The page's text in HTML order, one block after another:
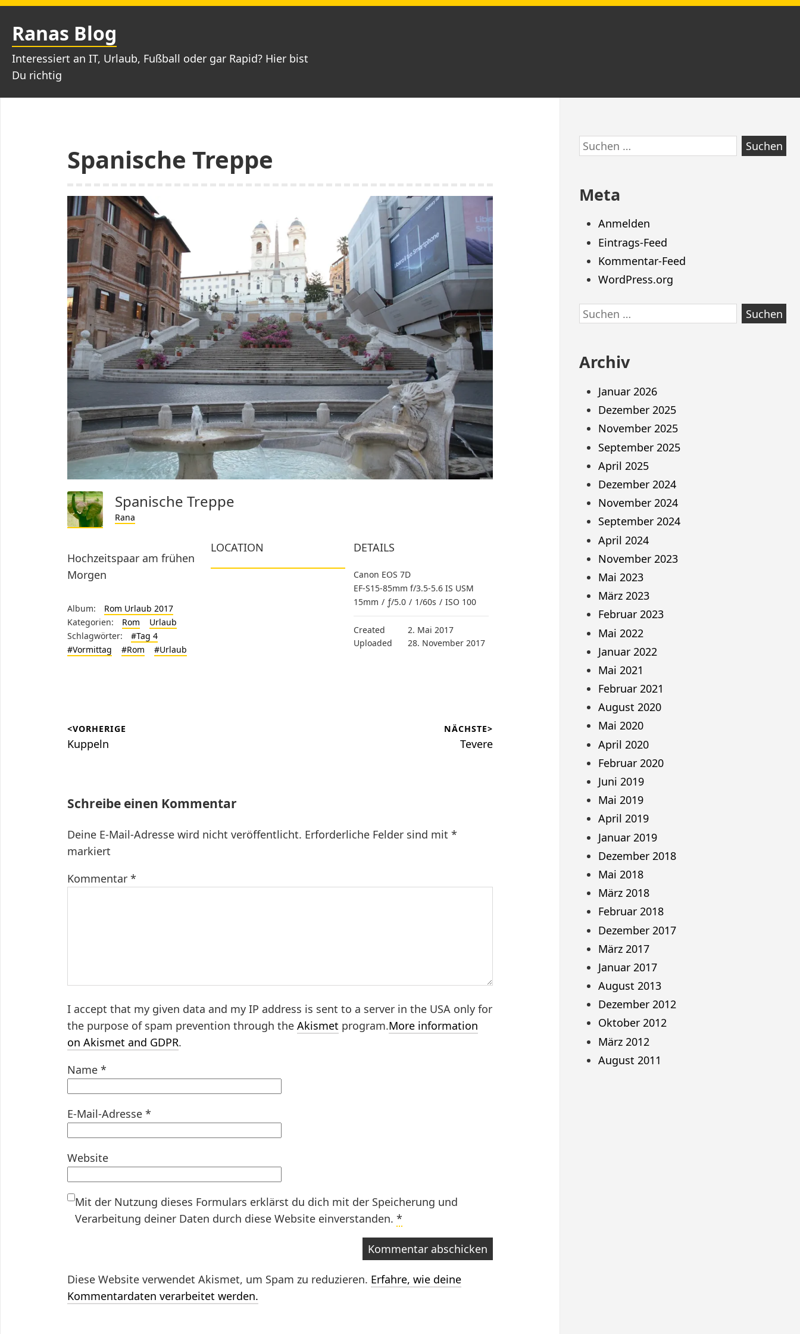
Zum
Inhalt
springen
Ranas Blog
Interessiert an IT, Urlaub, Fußball oder gar Rapid? Hier bist
Du richtig
Spanische Treppe
Spanische Treppe
Rana
Hochzeitspaar am frühen
Morgen
Album:
Rom Urlaub 2017
Kategorien:
Rom
Urlaub
Schlagwörter:
#Tag 4
#Vormittag
#Rom #Urlaub
LOCATION DETAILS
Canon EOS 7D
EF-S15-85mm f/3.5-5.6 IS USM
15mm / ƒ/5.0 / 1/60s / ISO 100
Created
2. Mai 2017
Uploaded
28. November 2017
<VORHERIGE
Vorheriger
Kuppeln
NÄCHSTE>
Nächster
Tevere
Schreibe einen Kommentar
Deine E-Mail-Adresse wird nicht veröffentlicht. Erforderliche Felder sind mit *
markiert
Kommentar *
I accept that my given data and my IP address is sent to a server in the USA only for
the purpose of spam prevention through the Akismet program.More information
on Akismet and GDPR.
Name *
E-Mail-Adresse *
Website
Mit der Nutzung dieses Formulars erklärst du dich mit der Speicherung und
Verarbeitung deiner Daten durch diese Website einverstanden. *
Diese Website verwendet Akismet, um Spam zu reduzieren. Erfahre, wie deine
Kommentardaten verarbeitet werden.
Zum
Footer
Suchen
nach:
Meta
Anmelden
Eintrags-Feed
Kommentar-Feed
WordPress.org
Suchen
nach:
Archiv
Januar 2026
Dezember 2025
November 2025
September 2025
April 2025
Dezember 2024
November 2024
September 2024
April 2024
November 2023
Mai 2023
März 2023
Februar 2023
Mai 2022
Januar 2022
Mai 2021
Februar 2021
August 2020
Mai 2020
April 2020
Februar 2020
Juni 2019
Mai 2019
April 2019
Januar 2019
Dezember 2018
Mai 2018
März 2018
Februar 2018
Dezember 2017
März 2017
Januar 2017
August 2013
Dezember 2012
Oktober 2012
März 2012
August 2011